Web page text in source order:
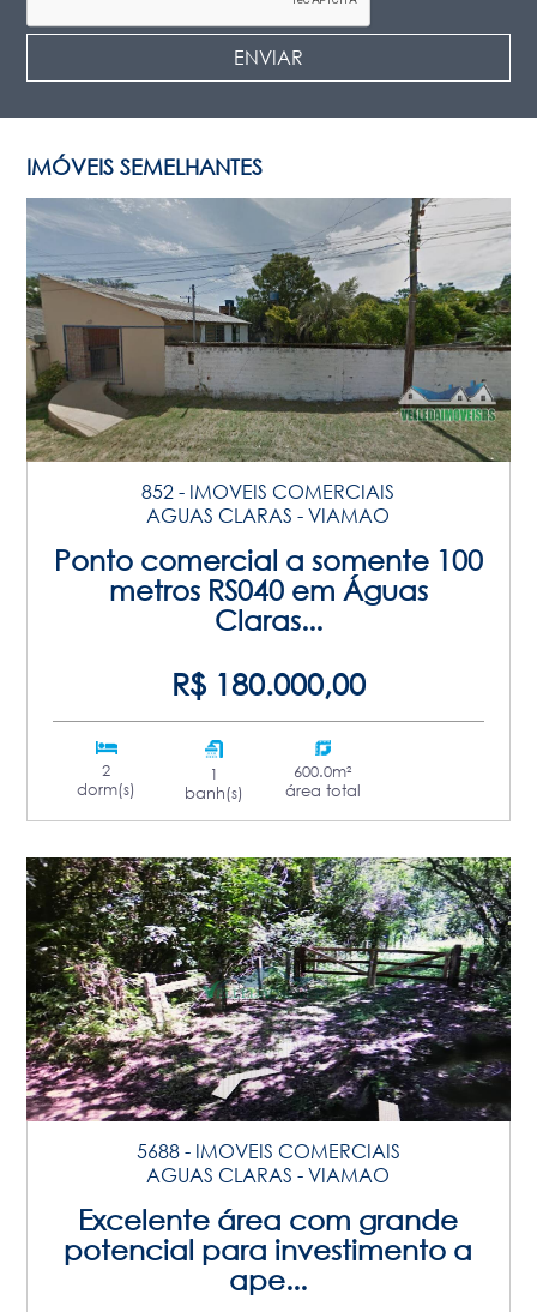
IMÓVEIS SEMELHANTES
852 - IMOVEIS COMERCIAIS
AGUAS CLARAS - VIAMAO
Ponto comercial a somente 100
metros RS040 em Águas
Claras...
R$ 180.000,00
2
dorm(s)
1
banh(s)
600.0m²
área total
5688 - IMOVEIS COMERCIAIS
AGUAS CLARAS - VIAMAO
Excelente área com grande
potencial para investimento a
ape...